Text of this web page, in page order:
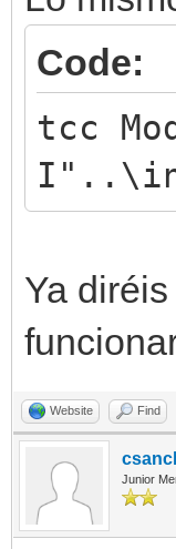
Code:
tcc
Ya
Website Find
Junior